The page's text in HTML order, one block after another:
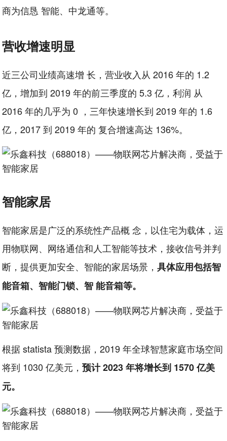
商为信恳 智能、中龙通等。
营收增速明显
近三公司业绩高速增 长，营业收入从 2016 年的 1.2
亿，增加到 2019 年的前三季度的 5.3 亿，利润 从
2016 年的几乎为 0 ，三年快速增长到 2019 年的 1.6
亿，2017 到 2019 年的 复合增速高达 136%。
智能家居
智能家居是广泛的系统性产品概 念，以住宅为载体，运
用物联网、网络通信和人工智能等技术，接收信号并判
断，提供更加安全、智能的家居场景，具体应用包括智
能音箱、智能门锁、智 能音箱等。
根据 statista 预测数据，2019 年全球智慧家庭市场空间
将到 1030 亿美元，预计 2023 年将增长到 1570 亿美
元。